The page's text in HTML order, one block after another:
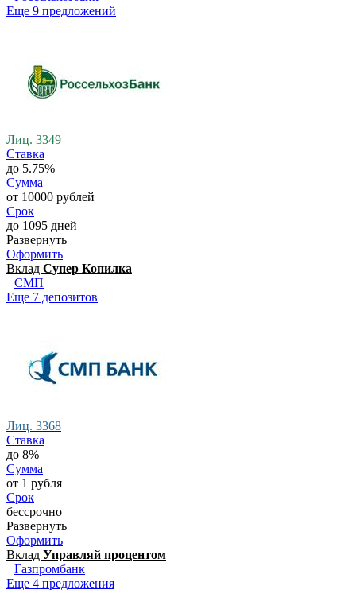
Еще 9 предложений
Лиц. 3349
Ставка
до 5.75%
Сумма
от 10000 рублей
Срок
до 1095 дней
Развернуть
Оформить
Вклад Супер Копилка
СМП
Еще 7 депозитов
Лиц. 3368
Ставка
до 8%
Сумма
от 1 рубля
Срок
бессрочно
Развернуть
Оформить
Вклад Управляй процентом
Газпромбанк
Еще 4 предложения